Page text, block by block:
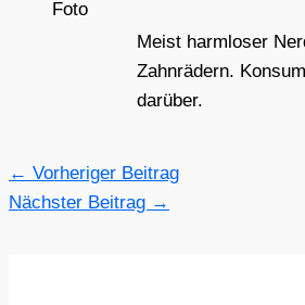
Meist harmloser
Zahnrädern.
darüber.
← Vorheriger Beitrag
Nächster Beitrag →